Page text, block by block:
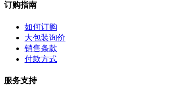
订购指南
如何订购
大包装询价
销售条款
付款方式
服务支持